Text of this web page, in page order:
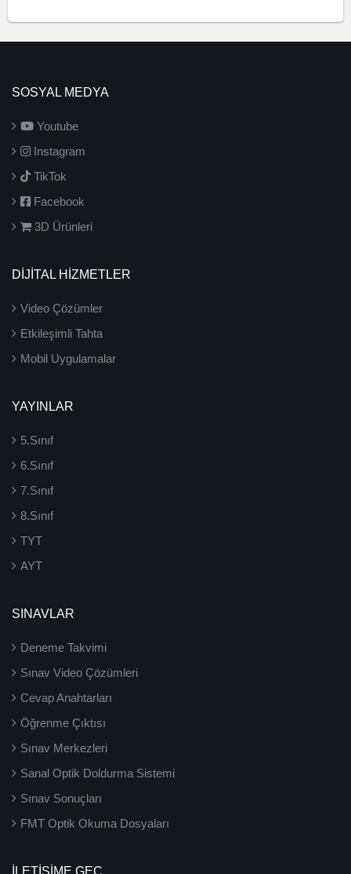
SOSYAL MEDYA
Youtube
Instagram
TikTok
Facebook
3D Ürünleri
DİJİTAL HİZMETLER
Video Çözümler
Etkileşimli Tahta
Mobil Uygulamalar
YAYINLAR
5.Sınıf
6.Sınıf
7.Sınıf
8.Sınıf
TYT
AYT
SINAVLAR
Deneme Takvimi
Sınav Video Çözümleri
Cevap Anahtarları
Öğrenme Çıktısı
Sınav Merkezleri
Sanal Optik Doldurma Sistemi
Sınav Sonuçları
FMT Optik Okuma Dosyaları
İLETIŞIME GEÇ